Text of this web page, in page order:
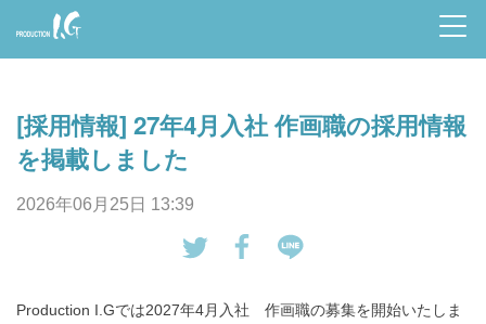
Prod
n I.G
[採用情報] 27年4月入社 作画職の採用情報
を掲載しました
2026年06月25日 13:39
ce
NE
Production I.Gでは2027年4月入社 作画職の募集を開始いたしま